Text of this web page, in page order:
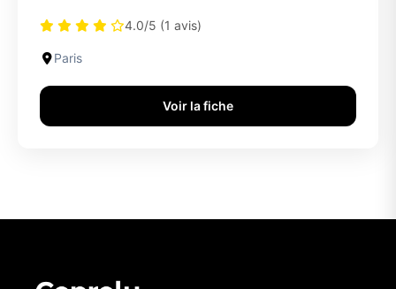
4.0/5 (1 avis)
Paris
Voir la fiche